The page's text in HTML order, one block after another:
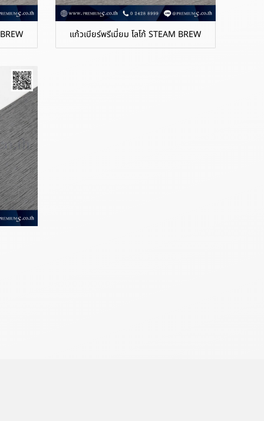
แก้วเบียร์พรีเมี่ยม โลโก้ STEAM BREW